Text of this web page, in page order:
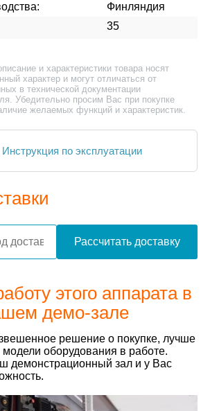
Финляндия
35
и характеристики товара носят
характер и могут отличаться от
в технической документации
Убедительно просим Вас при покупке
желаемых функций и характеристик.
Инструкция по эксплуатации
Рассчитать доставку
этого аппарата в
демо-зале
решение о покупке, лучше
оборудования в работе.
демонстрационный зал и у Вас